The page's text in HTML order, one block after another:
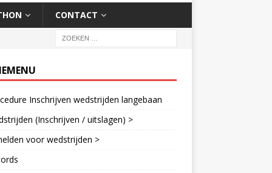
CONTACT
Inschrijven wedstrijden langebaan
(Inschrijven / uitslagen) >
voor wedstrijden >